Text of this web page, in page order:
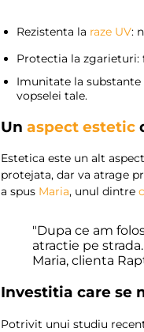
Rezistenta la raze UV:
Protectia la zgarieturi:
Imunitate la
vopselei tale.
Unaspect estetic
Estetica este un alt
protejata, dar va atrage
a spus Maria, unul dintre
"Dupa ce am
atractie pe
Maria, clienta
Investitia care se
Potrivit unui studiu